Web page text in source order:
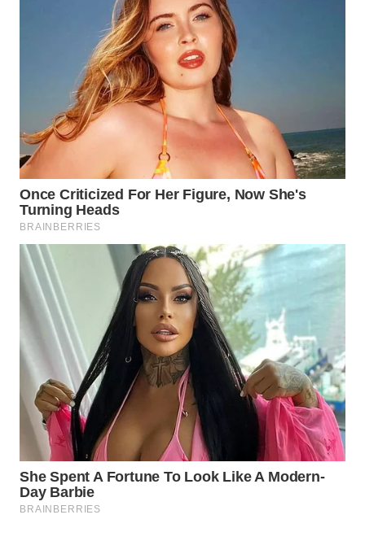
WAHANA
WAHANA
ADVOKAT
WAHANA
INFRASTRUKTUR
WAHANA
KONSUMEN
WAHANA
LISTRIK
WAHANA
TRAVEL
WAHANA
TV
WAHANANEWS